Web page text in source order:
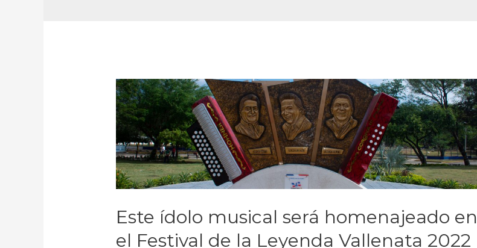
Este ídolo musical será homenajeado en
el Festival de la Leyenda Vallenata 2022